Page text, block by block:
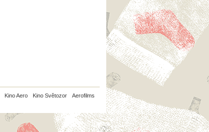
Kino Aero Kino Světozor Aerofilms